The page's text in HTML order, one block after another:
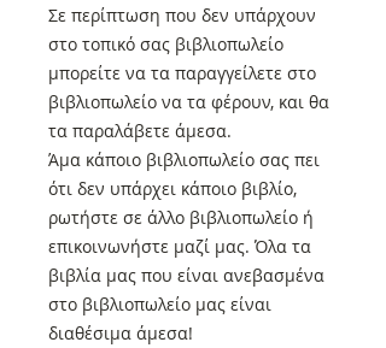
Σε περίπτωση που δεν υπάρχουν
στο τοπικό σας βιβλιοπωλείο
μπορείτε να τα παραγγείλετε στο
βιβλιοπωλείο να τα φέρουν, και θα
τα παραλάβετε άμεσα.
Άμα κάποιο βιβλιοπωλείο σας πει
ότι δεν υπάρχει κάποιο βιβλίο,
ρωτήστε σε άλλο βιβλιοπωλείο ή
επικοινωνήστε μαζί μας. Όλα τα
βιβλία μας που είναι ανεβασμένα
στο βιβλιοπωλείο μας είναι
διαθέσιμα άμεσα!